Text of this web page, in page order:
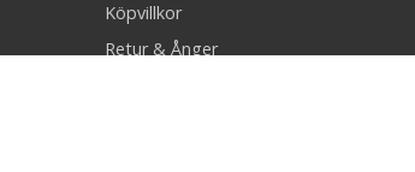
Köpvillkor
Retur & Ånger